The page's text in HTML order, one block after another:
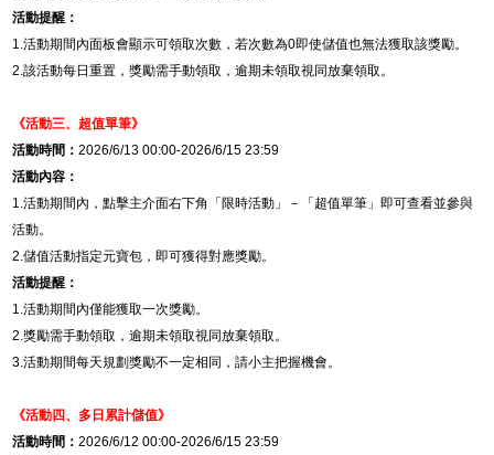
活動提醒：
1.活動期間內面板會顯示可領取次數，若次數為0即使儲值也無法獲取該獎勵。
2.該活動每日重置，獎勵需手動領取，逾期未領取視同放棄領取。
《活動三、超值單筆》
活動時間：2026/6/13 00:00-2026/6/15 23:59
活動內容：
1.活動期間內，點擊主介面右下角「限時活動」－「超值單筆」即可查看並參與
活動。
2.儲值活動指定元寶包，即可獲得對應獎勵。
活動提醒：
1.活動期間內僅能獲取一次獎勵。
2.獎勵需手動領取，逾期未領取視同放棄領取。
3.活動期間每天規劃獎勵不一定相同，請小主把握機會。
《活動四、多日累計儲值》
活動時間：2026/6/12 00:00-2026/6/15 23:59